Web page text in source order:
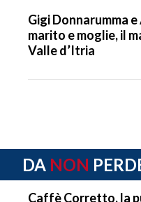
Gigi Donnarumma
marito e moglie, il
Valle d’Itria
DA NON
Caffè Corretto, la